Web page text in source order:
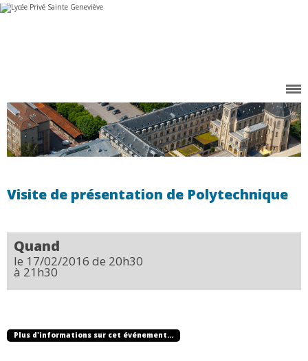
Aller
au
Outils
personnels
Visite de présentation de Polytechnique
Quand
le 17/02/2016 de 20h30
à 21h30
Plus d'informations sur cet événement…